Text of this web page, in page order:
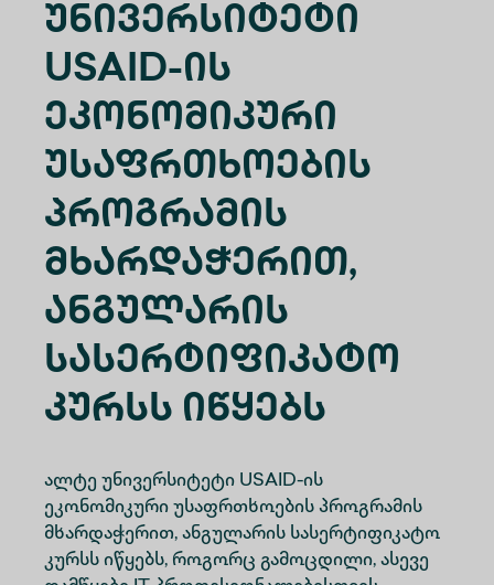
Უნივერსიტეტი
USAID-Ის
Ეკონომიკური
Უსაფრთხოების
Პროგრამის
Მხარდაჭერით,
Ანგულარის
Სასერტიფიკატო
Კურსს Იწყებს
ალტე უნივერსიტეტი USAID-ის
ეკონომიკური უსაფრთხოების პროგრამის
მხარდაჭერით, ანგულარის სასერტიფიკატო
კურსს იწყებს, როგორც გამოცდილი, ასევე